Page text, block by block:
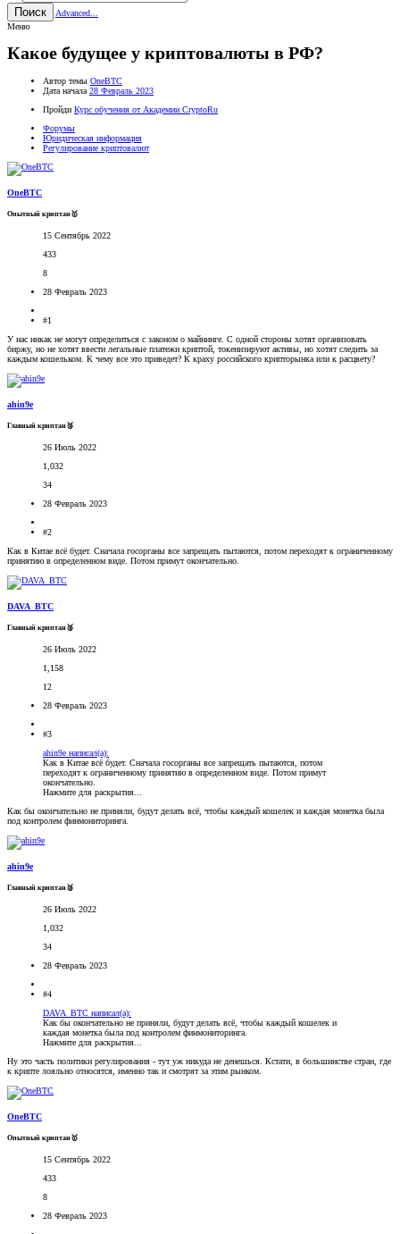
Поиск
Advanced...
Меню
Какое будущее у криптовалюты в РФ?
Автор темы OneBTC
Дата начала 28 Февраль 2023
Пройди Курс обучения от Академии CryptoRu
Форумы
Юридическая информация
Регулирование криптовалют
OneBTC
Опытный криптан🥇
15 Сентябрь 2022
433
8
28 Февраль 2023
#1
У нас никак не могут определиться с законом о майнинге. С одной стороны хотят организовать
биржу, но не хотят ввести легальные платежи криптой, токенизируют активы, но хотят следить за
каждым кошельком. К чему все это приведет? К краху российского крипторынка или к расцвету?
ahin9e
Главный криптан🥈
26 Июль 2022
1,032
34
28 Февраль 2023
#2
Как в Китае всё будет. Сначала госорганы все запрещать пытаются, потом переходят к ограниченному
принятию в определенном виде. Потом примут окончательно.
DAVA_BTC
Главный криптан🥈
26 Июль 2022
1,158
12
28 Февраль 2023
#3
ahin9e написал(а):
Как в Китае всё будет. Сначала госорганы все запрещать пытаются, потом
переходят к ограниченному принятию в определенном виде. Потом примут
окончательно.
Нажмите для раскрытия...
Как бы окончательно не приняли, будут делать всё, чтобы каждый кошелек и каждая монетка была
под контролем финмониторинга.
ahin9e
Главный криптан🥈
26 Июль 2022
1,032
34
28 Февраль 2023
#4
DAVA_BTC написал(а):
Как бы окончательно не приняли, будут делать всё, чтобы каждый кошелек и
каждая монетка была под контролем финмониторинга.
Нажмите для раскрытия...
Ну это часть политики регулирования - тут уж никуда не денешься. Кстати, в большинстве стран, где
к крипте лояльно относятся, именно так и смотрят за этим рынком.
OneBTC
Опытный криптан🥇
15 Сентябрь 2022
433
8
28 Февраль 2023